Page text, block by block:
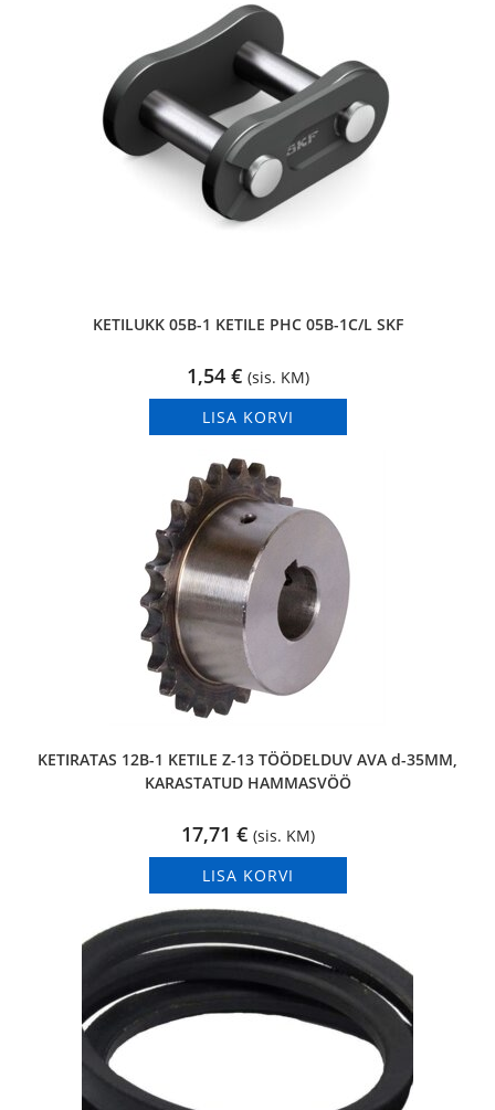
KETILUKK 05B-1 KETILE PHC 05B-1C/L SKF
1,54 € (sis. KM)
LISA KORVI
KETIRATAS 12B-1 KETILE Z-13 TÖÖDELDUV AVA d-35MM,
KARASTATUD HAMMASVÖÖ
17,71 € (sis. KM)
LISA KORVI